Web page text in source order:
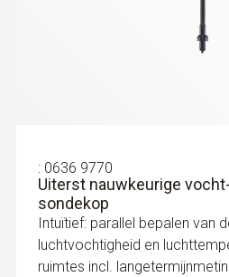
: 0636 9770
Uiterst nauwkeurige
sondekop
Intuïtief: parallel bepalen van
luchtvochtigheid en
ruimtes incl.